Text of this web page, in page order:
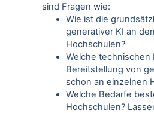
sind Fragen wie:
Wie ist die
generativer KI an
Hochschulen?
Welche technischen
Bereitstellung von
schon an einzelnen
Welche Bedarfe
Hochschulen?